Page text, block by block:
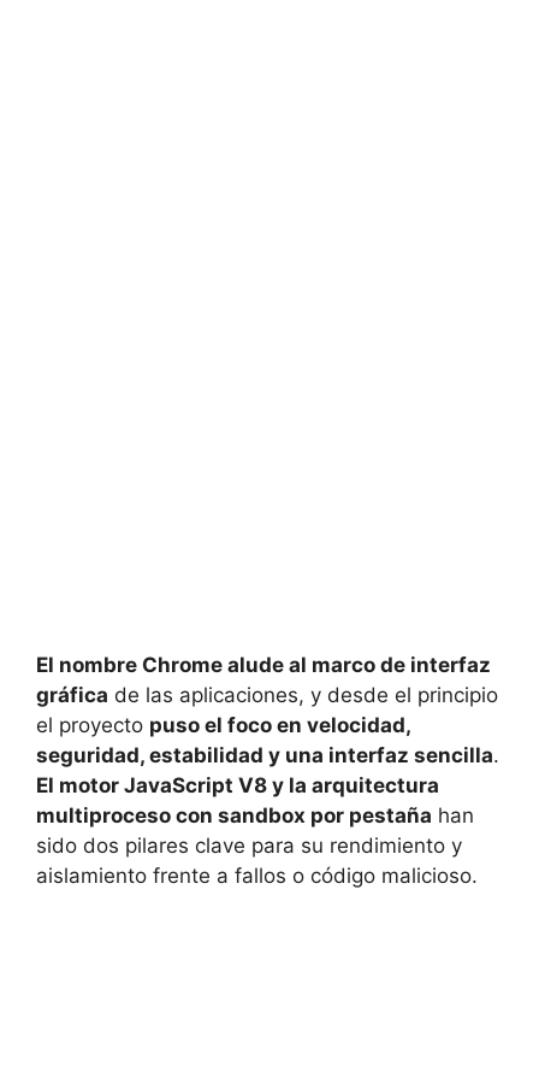
El nombre Chrome alude al marco de interfaz
gráfica de las aplicaciones, y desde el principio
el proyecto puso el foco en velocidad,
seguridad, estabilidad y una interfaz sencilla.
El motor JavaScript V8 y la arquitectura
multiproceso con sandbox por pestaña han
sido dos pilares clave para su rendimiento y
aislamiento frente a fallos o código malicioso.